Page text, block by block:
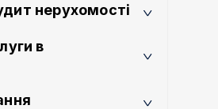
нерухомості
в